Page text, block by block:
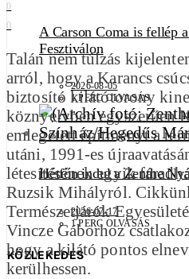
A Carson Coma is fellép
Fesztiválon
2026-08-05
1 PERC OLVASÁS
Hétfőn indul a Zenthe
2026-07-17
1 PERC OLVASÁS
KÖZLEKEDÉS
0
0
Talán nem túlzás
arról, hogy a Karancs
biztosító kilátótorony
köznyelvben egyszerűen
emlegetett építményt a
utáni, 1991-es
létesítésének egyik
Ruzsik Mihályról.
Természetjárók
Vincze Gáborhoz
hogy a kilátó pontos
kerülhessen.